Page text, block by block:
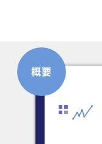
概要